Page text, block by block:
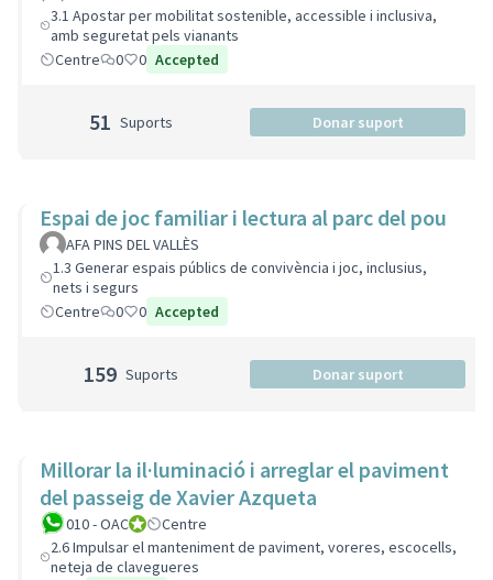
3.1 Apostar per mobilitat sostenible, accessible i inclusiva,
amb seguretat pels vianants
Centre
0 0 Accepted
51 Suports Donar suport
Espai de joc familiar i lectura al parc del pou
AFA PINS DEL VALLÈS
1.3 Generar espais públics de convivència i joc, inclusius,
nets i segurs
Centre
0 0 Accepted
159 Suports Donar suport
Millorar la il·luminació i arreglar el paviment
del passeig de Xavier Azqueta
010 - OAC010 - Oficina d'Atenció Ciutadana
Centre
2.6 Impulsar el manteniment de paviment, voreres, escocells,
neteja de clavegueres